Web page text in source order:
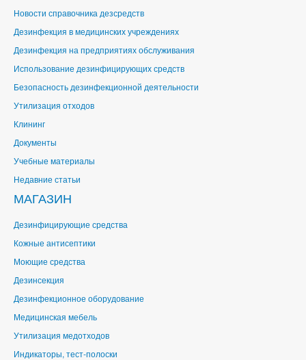
Новости справочника дезсредств
Дезинфекция в медицинских учреждениях
Дезинфекция на предприятиях обслуживания
Использование дезинфицирующих средств
Безопасность дезинфекционной деятельности
Утилизация отходов
Клининг
Документы
Учебные материалы
Недавние статьи
МАГАЗИН
Дезинфицирующие средства
Кожные антисептики
Моющие средства
Дезинсекция
Дезинфекционное оборудование
Медицинская мебель
Утилизация медотходов
Индикаторы, тест-полоски